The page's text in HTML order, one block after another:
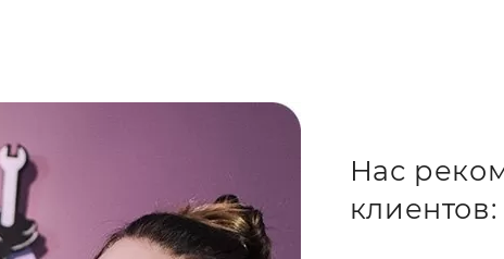
оригинальные запчасти и
рассрочка до 8 месяцев и
каждому клиенту мы предлагаем
до 5%. С нами удобно:
каждый день с 10 утра до 8
восстановленный гаджет вам
Нас
клиентов: